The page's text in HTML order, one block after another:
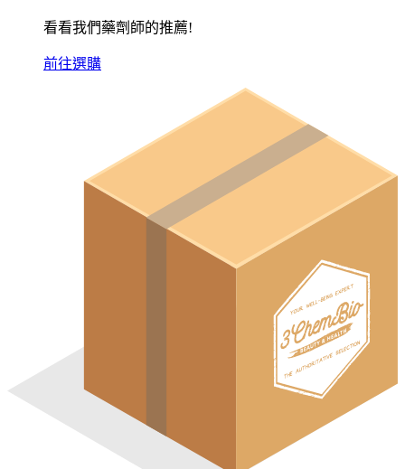
看看我們藥劑師的推薦!
前往選購